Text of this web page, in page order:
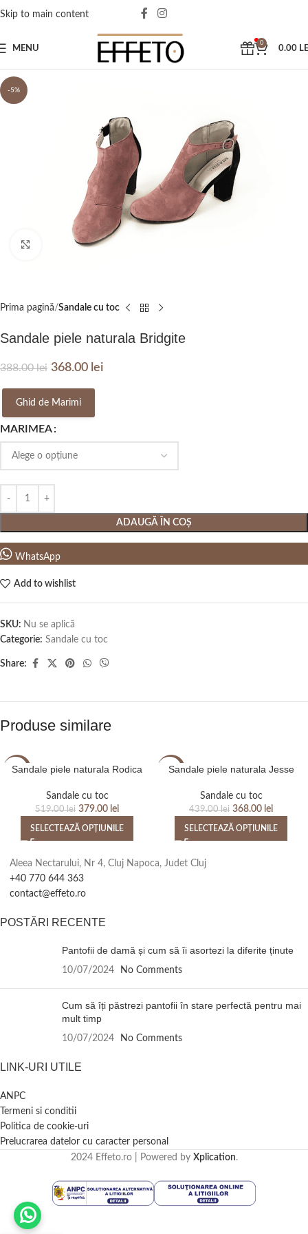
Skip to main content
MENU
0
0.00
-5%
Click to enlarge
Prima pagină Sandale cu toc
Sandale piele naturala Bridgite
388.00lei 368.00 lei
Ghid de Marimi
MARIMEA
ADAUGĂ ÎN COȘ
WhatsApp
Add to wishlist
SKU: Nu se aplică
Categorie: Sandale cu toc
Share:
Produse similare
-27%
Sandale piele naturala Rodica
Sandale cu toc
519.00lei 379.00 lei
SELECTEAZĂ OPȚIUNILE
-16%
Sandale piele naturala Jesse
Sandale cu toc
439.00lei 368.00 lei
SELECTEAZĂ OPȚIUNILE
Aleea Nectarului, Nr 4, Cluj Napoca, Judet Cluj
+40 770 644 363
contact@effeto.ro
POSTĂRI RECENTE
Pantofii de damă și cum să îi asortezi la diferite ținute
10/07/2024 No Comments
Cum să îți păstrezi pantofii în stare perfectă pentru mai
mult timp
10/07/2024 No Comments
LINK-URI UTILE
ANPC
Termeni si conditii
Politica de cookie-uri
Prelucrarea datelor cu caracter personal
2024 Effeto.ro | Powered by Xplication.